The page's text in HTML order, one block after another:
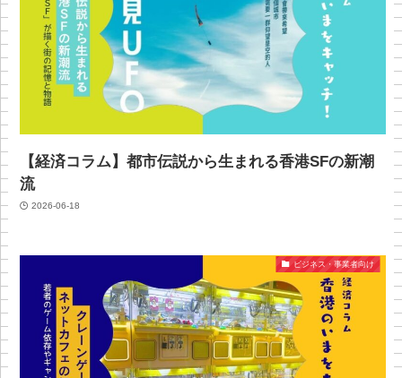
【経済コラム】都市伝説から生まれる香港SFの新潮
流
2026-06-18
ビジネス・事業者向け